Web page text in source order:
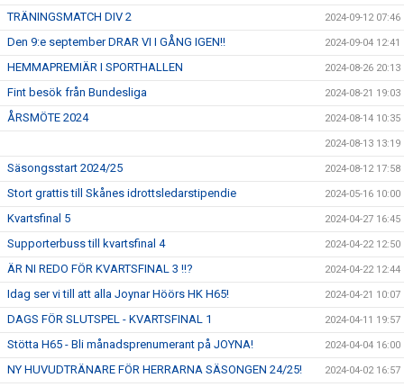
TRÄNINGSMATCH DIV 2 2024-09-12 07:46
Den 9:e september DRAR VI I GÅNG IGEN!! 2024-09-04 12:41
HEMMAPREMIÄR I SPORTHALLEN 2024-08-26 20:13
Fint besök från Bundesliga 2024-08-21 19:03
ÅRSMÖTE 2024 2024-08-14 10:35
2024-08-13 13:19
Säsongsstart 2024/25 2024-08-12 17:58
Stort grattis till Skånes idrottsledarstipendie 2024-05-16 10:00
Kvartsfinal 5 2024-04-27 16:45
Supporterbuss till kvartsfinal 4 2024-04-22 12:50
ÄR NI REDO FÖR KVARTSFINAL 3 !!? 2024-04-22 12:44
Idag ser vi till att alla Joynar Höörs HK H65! 2024-04-21 10:07
DAGS FÖR SLUTSPEL - KVARTSFINAL 1 2024-04-11 19:57
Stötta H65 - Bli månadsprenumerant på JOYNA! 2024-04-04 16:00
NY HUVUDTRÄNARE FÖR HERRARNA SÄSONGEN 24/25! 2024-04-02 16:57